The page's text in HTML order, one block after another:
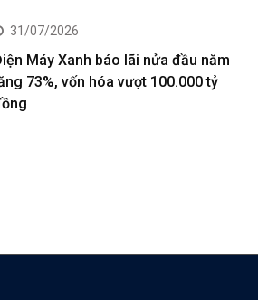
31/07/2026
Máy Xanh báo lãi nửa đầu năm
73%, vốn hóa vượt 100.000 tỷ